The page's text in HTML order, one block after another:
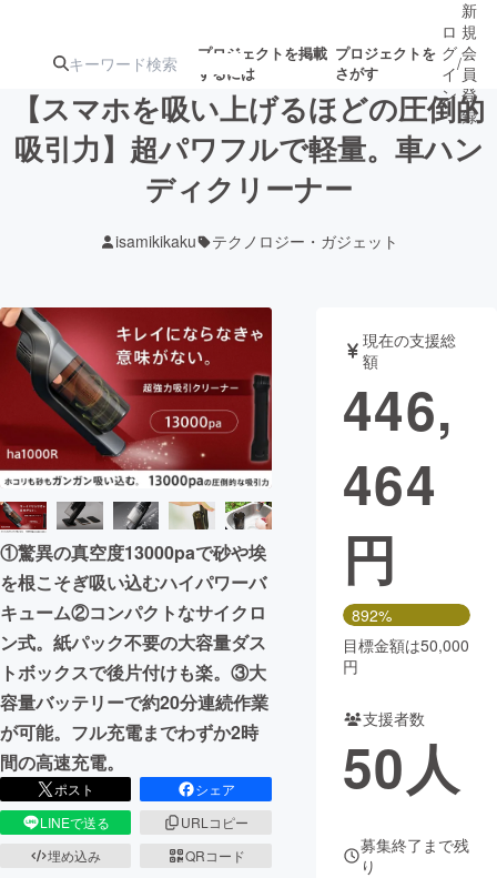
プロジェクトを掲載
するには
プロジェクトを
さがす
注目のリ 注目の新着プロ募集終了が近いプ
テクノロジー・ガジェット
映像・映画 書籍・雑誌
ビジネス・起業 チャレンジ
まちづくり・地域活性化
CAMPFIRE for Social Good
CAMPFIRE Creation
CAMPFIREふるさと納税machi-ya コミュニティ
ロ
グ
イ
ン
/
新
規
会
員
登
録
【スマホを吸い上げるほどの圧倒的
吸引力】超パワフルで軽量。車ハン
ディクリーナー
isamikikaku テクノロジー・ガジェット
①驚異の真空度13000paで砂や埃
を根こそぎ吸い込むハイパワーバ
キューム②コンパクトなサイクロ
ン式。紙パック不要の大容量ダス
トボックスで後片付けも楽。③大
容量バッテリーで約20分連続作業
が可能。フル充電までわずか2時
間の高速充電。
ポスト
シェア
LINEで送る
URLコピー
埋め込み
QRコード
現在の支援総
額
446,
464
円
892%
目標金額は50,000
円
支援者数
50人
募集終了まで残
り